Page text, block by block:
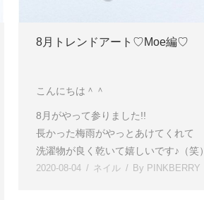
8月トレンドアート♡Moe編♡
こんにちは＾＾
8月がやって参りました!!
長かった梅雨がやっとあけてくれて
洗濯物が良く乾いて嬉しいです♪（笑）
2020-08-04 ネイル By PINKBERRY